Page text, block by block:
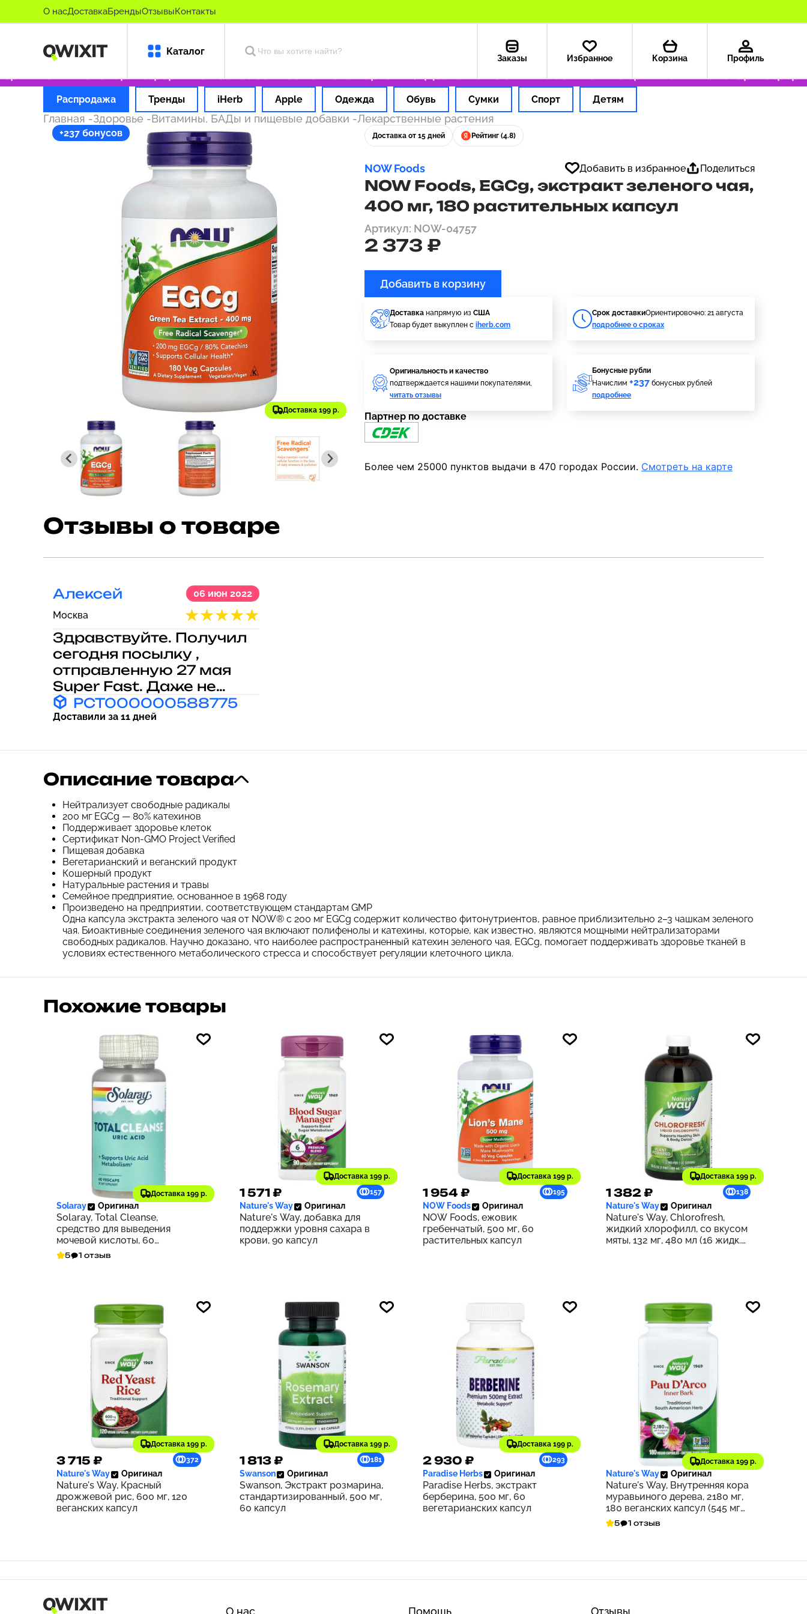
О насДоставкаБрендыОтзывыКонтакты
Каталог
Заказы Избранное Корзина Профиль
товары Оформляем заказ за 1 час Оплата картой РФ Доставка из США — 199 ₽ Только оригинальные товары
Распродажа Тренды iHerb Apple Одежда Обувь Сумки Спорт Детям
Главная -Здоровье -Витамины, БАДы и пищевые добавки -Лекарственные растения
+237 бонусов
Доставка 199 р.
Доставка от 15 дней Рейтинг (4.8)
NOW Foods Добавить в избранное Поделиться
NOW Foods, EGCg, экстракт зеленого чая,
400 мг, 180 растительных капсул
Артикул: NOW-04757
2 373 ₽
Добавить в корзину
Доставка напрямую из США
Товар будет выкуплен с iherb.com
Cрок доставкиОриентировочно: 21 августа
подробнее о сроках
Оригинальность и качество
подтверждается нашими покупателями,
читать отзывы
Бонусные рубли
Начислим +237 бонусных рублей
подробнее
Партнер по доставке
Более чем 25000 пунктов выдачи в 470 городах России. Смотреть на карте
Отзывы о товаре
Алексей
06 июн 2022
Москва
Здравствуйте. Получил
сегодня посылку ,
отправленную 27 мая
Super Fast. Даже не
ожидал , что дойдёт так
быстро. На сайте gbs-
отслеживание , вплоть
посылку из постамата. В
посылке были бады из
магазина iherb , всё
дошло , посылку нигде
не вскрывали. Мне очень
понравилось. Жду ,
когда дойдёт
следующая посылка.
PCT000000588775
Доставили за 11 дней
Описание товара
Нейтрализует свободные радикалы
200 мг EGCg — 80% катехинов
Поддерживает здоровье клеток
Сертификат Non-GMO Project Verified
Пищевая добавка
Вегетарианский и веганский продукт
Кошерный продукт
Натуральные растения и травы
Семейное предприятие, основанное в 1968 году
Произведено на предприятии, соответствующем стандартам GMP
Одна капсула экстракта зеленого чая от NOW® с 200 мг EGCg содержит количество фитонутриентов, равное приблизительно 2–3 чашкам зеленого
чая. Биоактивные соединения зеленого чая включают полифенолы и катехины, которые, как известно, являются мощными нейтрализаторами
свободных радикалов. Научно доказано, что наиболее распространенный катехин зеленого чая, EGCg, помогает поддерживать здоровье тканей в
условиях естественного метаболического стресса и способствует регуляции клеточного цикла.
Похожие товары
Доставка 199 р.
3 425 ₽ 343
Solaray Оригинал
Solaray, Total Cleanse,
средство для выведения
мочевой кислоты, 60
растительных капсул
5 1 отзыв
Доставка 199 р.
1 571 ₽ 157
Nature's Way Оригинал
Nature's Way, добавка для
поддержки уровня сахара в
крови, 90 капсул
Доставка 199 р.
1 954 ₽ 195
NOW Foods Оригинал
NOW Foods, ежовик
гребенчатый, 500 мг, 60
растительных капсул
Доставка 199 р.
1 382 ₽ 138
Nature's Way Оригинал
Nature's Way, Chlorofresh,
жидкий хлорофилл, со вкусом
мяты, 132 мг, 480 мл (16 жидк.
Доставка 199 р.
3 715 ₽ 372
Nature's Way Оригинал
Nature's Way, Красный
дрожжевой рис, 600 мг, 120
веганских капсул
Доставка 199 р.
1 813 ₽ 181
Swanson Оригинал
Swanson, Экстракт розмарина,
стандартизированный, 500 мг,
60 капсул
Доставка 199 р.
2 930 ₽ 293
Paradise Herbs Оригинал
Paradise Herbs, экстракт
берберина, 500 мг, 60
вегетарианских капсул
Доставка 199 р.
1 673 ₽ 167
Nature's Way Оригинал
Nature's Way, Внутренняя кора
муравьиного дерева, 2180 мг,
180 веганских капсул (545 мг
на капсулу)
5 1 отзыв